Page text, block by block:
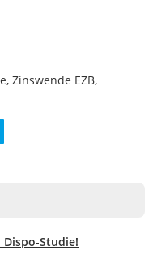
Zinswende EZB,
Studie!